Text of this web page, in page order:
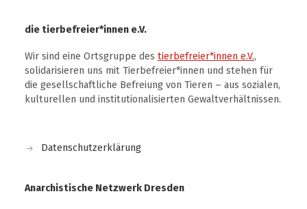
die tierbefreier*innen e.V.
Wir sind eine Ortsgruppe des tierbefreier*innen e.V.,
solidarisieren uns mit Tierbefreier*innen und stehen für
die gesellschaftliche Befreiung von Tieren – aus sozialen,
kulturellen und institutionalisierten Gewaltverhältnissen.
Datenschutzerklärung
Anarchistische Netzwerk Dresden